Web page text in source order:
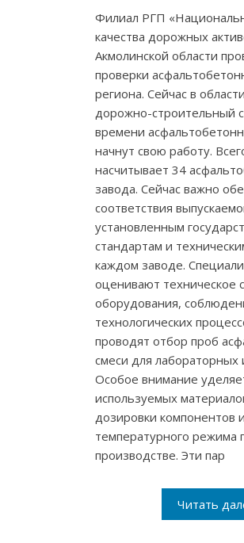
Филиал РГП
качества дорожных
Акмолинской области
проверки
региона. Сейчас в
дорожно-строительный
времени
начнут свою работу.
насчитывает 34
завода. Сейчас важно
соответствия
установленным
стандартам и
каждом заводе.
оценивают техническое
оборудования,
технологических
проводят отбор проб
смеси для лабораторных
Особое внимание
используемых
дозировки компонентов
температурного режима
производстве. Эти пар
Читать